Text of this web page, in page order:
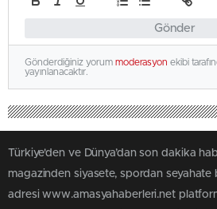
Gönder
Gönderdiğiniz yorum moderasyon ekibi
yayınlanacaktır.
Türkiye'den ve Dünya’dan son dakika
magazinden siyasete, spordan seyahate
adresi www.amasyahaberleri.net